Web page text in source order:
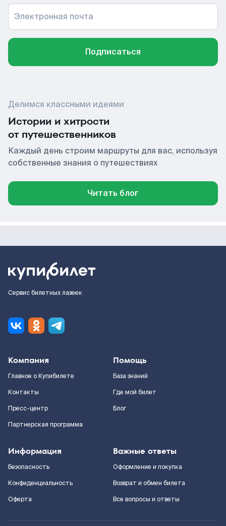
Электронная почта
Подписаться
Делимся классными идеями
Истории и хитрости
от путешественников
Каждый день строим маршруты для вас, используя
собственные знания о путешествиях
Читать блог
Сервис билетных лазеек
Компания
Главное о Купибилете
Контакты
Пресс-центр
Партнерская программа
Помощь
База знаний
Где мой билет
Блог
Информация
Безопасность
Конфиденциальность
Оферта
Важные ответы
Оформление и покупка
Возврат и обмен билета
Все вопросы и ответы